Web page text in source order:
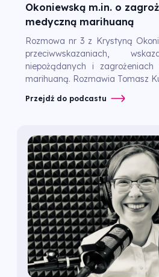
Okoniewską m.in. o
medyczną marihuaną
Rozmowa nr 3 z Krystyną
przeciwwskazaniach,
niepożądanych i
marihuaną. Rozmawia Tomasz
Przejdź do podcastu